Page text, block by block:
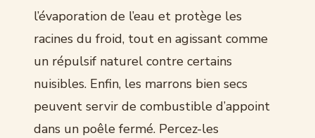
l’évaporation de l’eau et protège les
racines du froid, tout en agissant comme
un répulsif naturel contre certains
nuisibles. Enfin, les marrons bien secs
peuvent servir de combustible d’appoint
dans un poêle fermé. Percez-les